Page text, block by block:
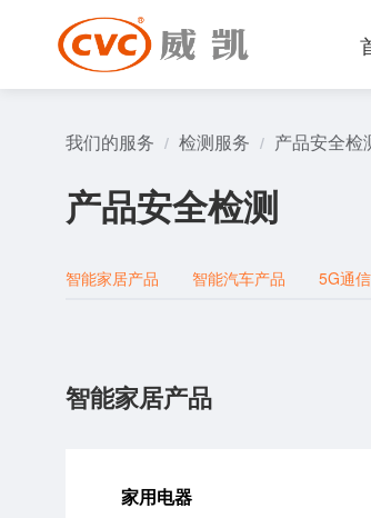
我们的服务 / 检测服务 / 产品安全检
产品安全检测
智能家居产品 智能汽车产品 5G通
智能家居产品
家用电器